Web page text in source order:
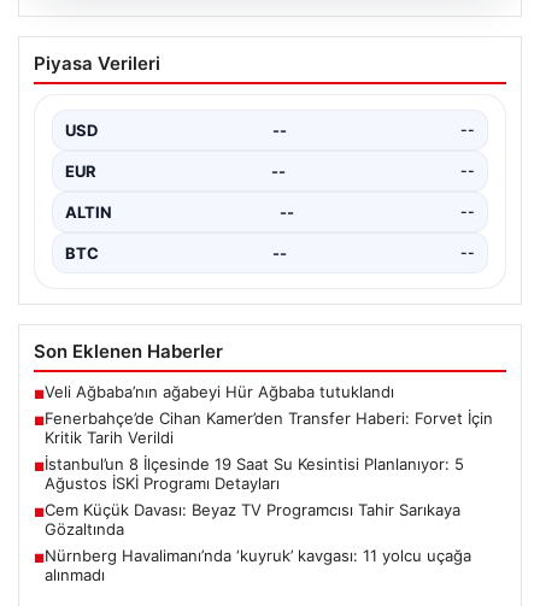
7 Nisan 2026 Güncel Altın Fiyatları ve
Piyasa Analizi
bölgesel gerilimler nedeniyle dalgalı seyrini sürdürüyor.
ABD, İsrail…
Piyasa Verileri
USD -- --
EUR -- --
ALTIN -- --
BTC -- --
Son Eklenen Haberler
■Veli Ağbaba’nın ağabeyi Hür Ağbaba tutuklandı
■Fenerbahçe’de Cihan Kamer’den Transfer Haberi: Forvet İçin
Kritik Tarih Verildi
■İstanbul’un 8 İlçesinde 19 Saat Su Kesintisi Planlanıyor: 5
Ağustos İSKİ Programı Detayları
■Cem Küçük Davası: Beyaz TV Programcısı Tahir Sarıkaya
Gözaltında
■Nürnberg Havalimanı’nda ‘kuyruk’ kavgası: 11 yolcu uçağa
alınmadı